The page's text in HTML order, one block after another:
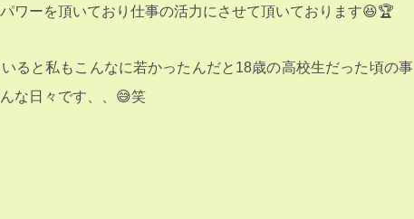
ワーを頂いており仕事の活力にさせて頂いております😆🏆
ると私もこんなに若かったんだと18歳の高校生だった頃の事
な日々です、、😅笑